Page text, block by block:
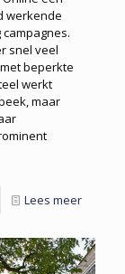
werkende
snel veel
beperkte
werkt
maar
Lees meer